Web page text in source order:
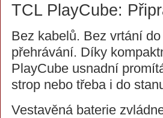
TCL PlayCube:
Bez kabelů. Bez vrtání
přehrávání. Díky
PlayCube usnadní
strop nebo třeba i do
Vestavěná baterie